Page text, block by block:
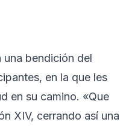
bendición del
en la que les
en su camino. «Que
XIV, cerrando así una